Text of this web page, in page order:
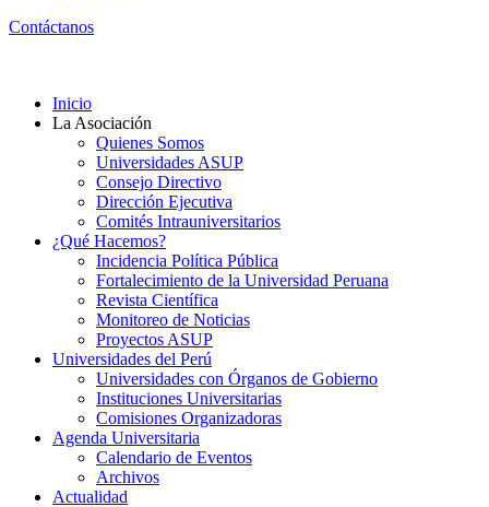
Contáctanos
Inicio
La Asociación
Quienes Somos
Universidades ASUP
Consejo Directivo
Dirección Ejecutiva
Comités Intrauniversitarios
¿Qué Hacemos?
Incidencia Política Pública
Fortalecimiento de la Universidad Peruana
Revista Científica
Monitoreo de Noticias
Proyectos ASUP
Universidades del Perú
Universidades con Órganos de Gobierno
Instituciones Universitarias
Comisiones Organizadoras
Agenda Universitaria
Calendario de Eventos
Archivos
Actualidad